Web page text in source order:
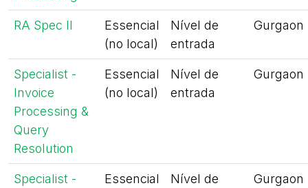
RA Spec II
Essencial
(no local)
Nível de
entrada
Gurgaon
Specialist -
Invoice
Processing &
Query
Resolution
Essencial
(no local)
Nível de
entrada
Gurgaon
Specialist -
Essencial
Nível de
Gurgaon